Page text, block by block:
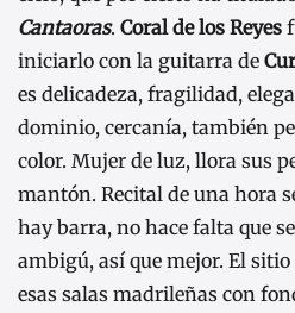
Cantaoras. Coral de los Reyes
iniciarlo con la guitarra de
es delicadeza, fragilidad,
dominio, cercanía, también
color. Mujer de luz, llora sus
mantón. Recital de una hora
hay barra, no hace falta que
ambigú, así que mejor. El sitio
esas salas madrileñas con